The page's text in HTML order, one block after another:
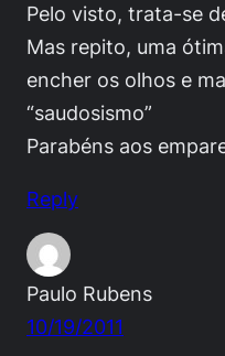
Pelo visto, trata-se
Mas repito, uma
encher os olhos e
“saudosismo”
Parabéns aos
Reply
Paulo Rubens
10/19/2011